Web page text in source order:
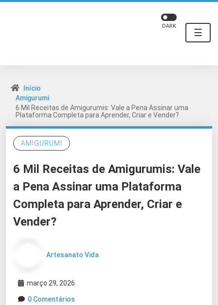
☰
DARK
Início
Amigurumi
6 Mil Receitas de Amigurumis: Vale a Pena Assinar uma
Plataforma Completa para Aprender, Criar e Vender?
AMIGURUMI
6 Mil Receitas de Amigurumis: Vale
a Pena Assinar uma Plataforma
Completa para Aprender, Criar e
Vender?
Artesanato Vida
março 29, 2026
0 Comentários